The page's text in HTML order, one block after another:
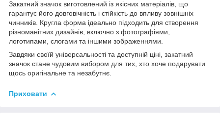
Закатний значок виготовлений із якісних матеріалів, що
гарантує його довговічність і стійкість до впливу зовнішніх
чинників. Кругла форма ідеально підходить для створення
різноманітних дизайнів, включно з фотографіями,
логотипами, слогами та іншими зображеннями.
Завдяки своїй універсальності та доступній ціні, закатний
значок стане чудовим вибором для тих, хто хоче подарувати
щось оригінальне та незабутнє.
Приховати